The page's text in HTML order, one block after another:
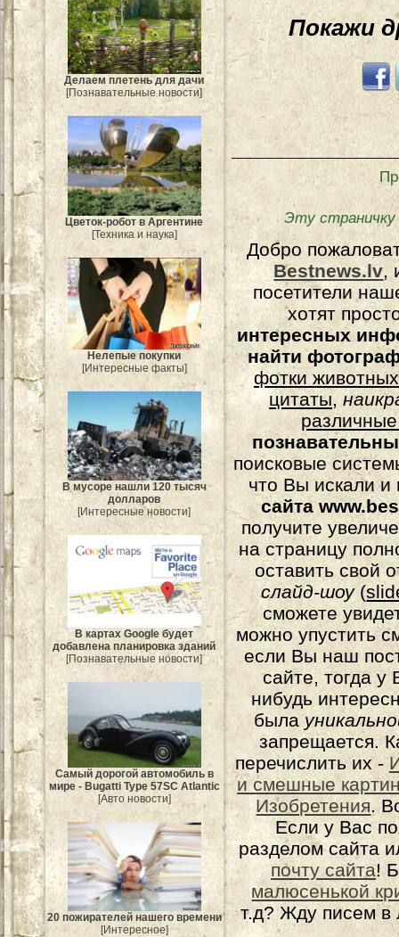
Делаем плетень для дачи
[Познавательные новости]
Цветок-робот в Аргентине
[Техника и наука]
Нелепые покупки
[Интересные факты]
В мусоре нашли 120 тысяч
долларов
[Интересные новости]
В картах Google будет
добавлена планировка зданий
[Познавательные новости]
Самый дорогой автомобиль в
мире - Bugatti Type 57SC Atlantic
[Авто новости]
20 пожирателей нашего времени
[Интересное]
Покажи
Эту
Добро
Bestnews.lv,
посетители
хотят
интересных
найти
фотки животных
цитаты,
поисковые
что Вы искали и
сайта
получите
на страницу
оставить свой
слайд-шоу(
сможете
можно упустить
если Вы наш
сайте, тогда у
нибудь
была
запрещается.
перечислить их -
и смешные
Изобретения.
Если у Вас
разделом сайта
почту сайта!
малюсенькой
т.д? Жду писем в